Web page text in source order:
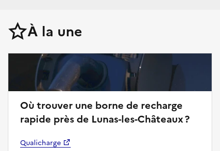
À la une
Où trouver une borne de recharge
rapide près de Lunas-les-Châteaux ?
Qualicharge